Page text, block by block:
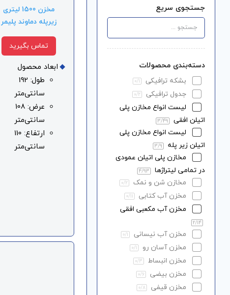
جستجوی سریع
دسته‌بندی محصولات
بشکه ترافیکی 0/1
جدول ترافیکی 0/2
لیست انواع مخازن پلی
اتیلن افقی
3/49
لیست انواع مخازن پلی
اتیلن زیر پله
3/9
مخازن پلی اتیلن عمودی
در تمامی لیتراژها
4/93
مخازن شن و نمک 0/2
مخزن آب کتابی 0/11
مخزن آب مکعبی افقی
2/14
مخزن آب نیسانی 0/1
مخزن آسان رو 0/1
مخزن انبساط 0/3
مخزن بیضی 0/6
مخزن قیفی 0/8
مخزن 1500 لیتری
زیرپله دماوند پلیمر
تماس بگیرید
ابعاد محصول
طول: 192
سانتی‌متر
عرض: 108
سانتی‌متر
ارتفاع: 110
سانتی‌متر